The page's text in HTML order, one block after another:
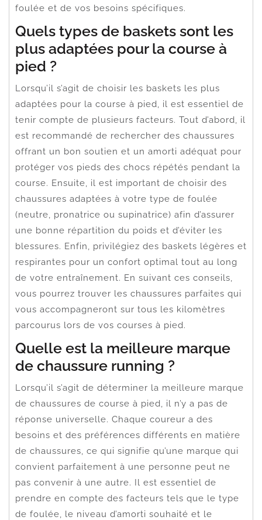
foulée et de vos besoins spécifiques.
Quels types de baskets sont les
plus adaptées pour la course à
pied ?
Lorsqu’il s’agit de choisir les baskets les plus
adaptées pour la course à pied, il est essentiel de
tenir compte de plusieurs facteurs. Tout d’abord, il
est recommandé de rechercher des chaussures
offrant un bon soutien et un amorti adéquat pour
protéger vos pieds des chocs répétés pendant la
course. Ensuite, il est important de choisir des
chaussures adaptées à votre type de foulée
(neutre, pronatrice ou supinatrice) afin d’assurer
une bonne répartition du poids et d’éviter les
blessures. Enfin, privilégiez des baskets légères et
respirantes pour un confort optimal tout au long
de votre entraînement. En suivant ces conseils,
vous pourrez trouver les chaussures parfaites qui
vous accompagneront sur tous les kilomètres
parcourus lors de vos courses à pied.
Quelle est la meilleure marque
de chaussure running ?
Lorsqu’il s’agit de déterminer la meilleure marque
de chaussures de course à pied, il n’y a pas de
réponse universelle. Chaque coureur a des
besoins et des préférences différents en matière
de chaussures, ce qui signifie qu’une marque qui
convient parfaitement à une personne peut ne
pas convenir à une autre. Il est essentiel de
prendre en compte des facteurs tels que le type
de foulée, le niveau d’amorti souhaité et le